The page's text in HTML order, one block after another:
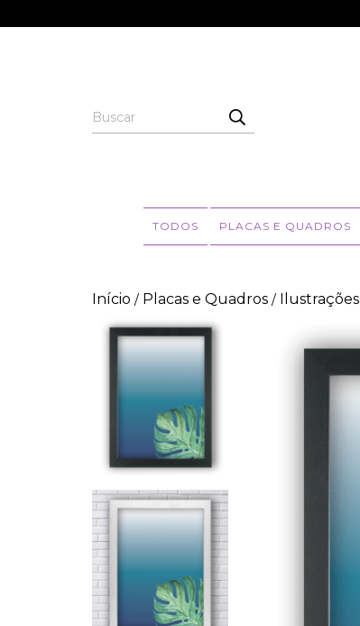
TODOS PLACAS E QUADROS
Início / Placas e Quadros / Ilustrações